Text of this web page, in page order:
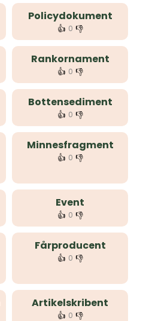
Policydokument
👍 0 👎
Rankornament
👍 0 👎
Bottensediment
👍 0 👎
Minnesfragment
👍 0 👎
Event
👍 0 👎
Fårproducent
👍 0 👎
Artikelskribent
👍 0 👎